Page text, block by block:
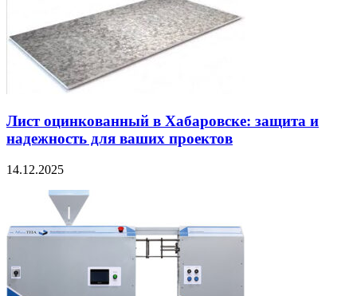
Лист оцинкованный в Хабаровске: защита и
надежность для ваших проектов
14.12.2025